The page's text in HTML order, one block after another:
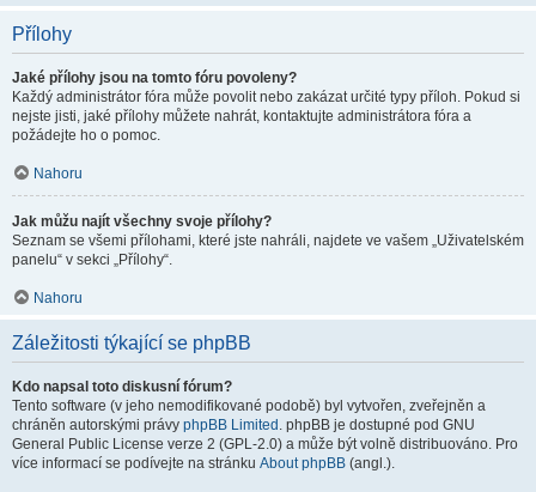
Přílohy
Jaké přílohy jsou na tomto fóru povoleny?
Každý administrátor fóra může povolit nebo zakázat určité typy příloh. Pokud si
nejste jisti, jaké přílohy můžete nahrát, kontaktujte administrátora fóra a
požádejte ho o pomoc.
Nahoru
Jak můžu najít všechny svoje přílohy?
Seznam se všemi přílohami, které jste nahráli, najdete ve vašem „Uživatelském
panelu“ v sekci „Přílohy“.
Nahoru
Záležitosti týkající se phpBB
Kdo napsal toto diskusní fórum?
Tento software (v jeho nemodifikované podobě) byl vytvořen, zveřejněn a
chráněn autorskými právy phpBB Limited . phpBB je dostupné pod GNU
General Public License verze 2 (GPL-2.0) a může být volně distribuováno. Pro
více informací se podívejte na stránku About phpBB (angl.).